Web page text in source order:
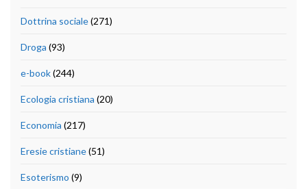
Dottrina sociale(271)
Droga (93)
e-book(244)
Ecologia cristiana (20)
Economia (217)
Eresie cristiane(51)
Esoterismo (9)